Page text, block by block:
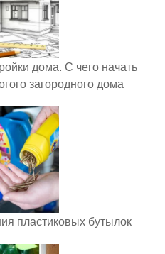
дома. С чего начать
загородного дома
пластиковых бутылок